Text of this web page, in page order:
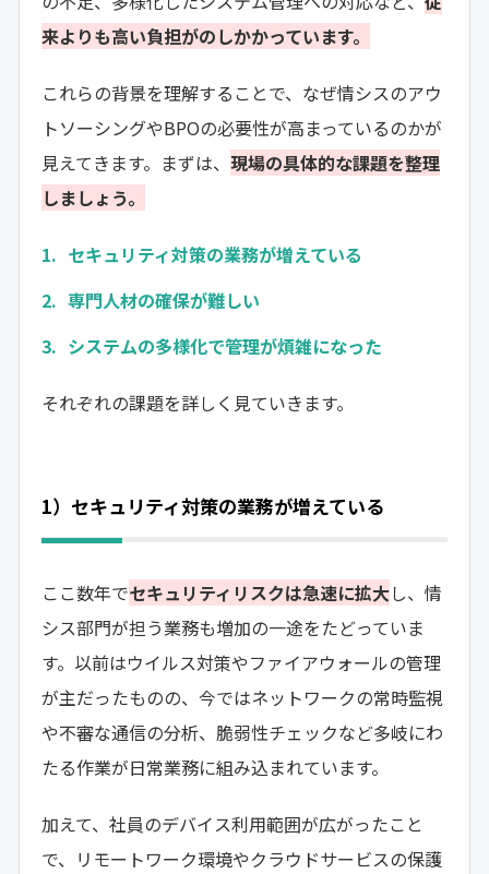
来よりも高い負担がのしかかっています。
これらの背景を理解することで、なぜ情シスのアウ
トソーシングやBPOの必要性が高まっているのかが
見えてきます。まずは、 現場の具体的な課題を整理
しましょう。
セキュリティ対策の業務が増えている
専門人材の確保が難しい
システムの多様化で管理が煩雑になった
それぞれの課題を詳しく見ていきます。
1）セキュリティ対策の業務が増えている
ここ数年でセキュリティリスクは急速に拡大し、情
シス部門が担う業務も増加の一途をたどっていま
す。以前はウイルス対策やファイアウォールの管理
が主だったものの、今ではネットワークの常時監視
や不審な通信の分析、脆弱性チェックなど多岐にわ
たる作業が日常業務に組み込まれています。
加えて、社員のデバイス利用範囲が広がったこと
で、リモートワーク環境やクラウドサービスの保護